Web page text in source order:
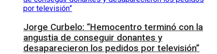
Jorge Curbelo: “Hemocentro terminó con la
angustia de conseguir donantes y
desaparecieron los pedidos por televisión”